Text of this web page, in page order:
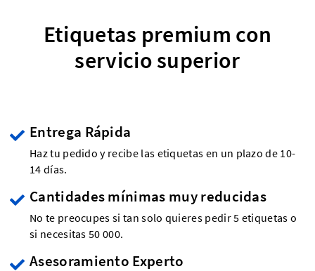
Etiquetas premium con
servicio superior
Entrega Rápida
Haz tu pedido y recibe las etiquetas en un plazo de 10-
14 días.
Cantidades mínimas muy reducidas
No te preocupes si tan solo quieres pedir 5 etiquetas o
si necesitas 50 000.
Asesoramiento Experto